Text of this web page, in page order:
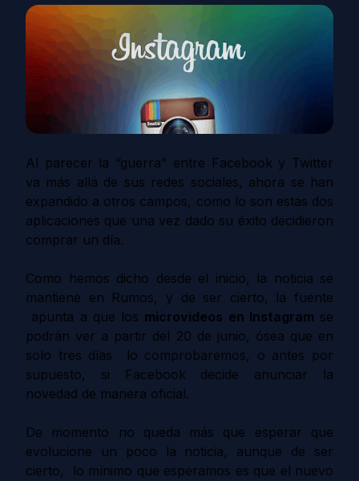
Al parecer la “guerra” entre Facebook y Twitter
va más allá de sus redes sociales, ahora se han
expandido a otros campos, como lo son estas dos
aplicaciones que una vez dado su éxito decidieron
comprar un día.
Como hemos dicho desde el inicio, la noticia se
mantiene en Rumos, y de ser cierto, la fuente
apunta a que los microvideos en Instagram se
podrán ver a partir del 20 de junio, ósea que en
solo tres días lo comprobaremos, o antes por
supuesto, si Facebook decide anunciar la
novedad de manera oficial.
De momento no queda más que esperar que
evolucione un poco la noticia, aunque de ser
cierto, lo mínimo que esperamos es que el nuevo